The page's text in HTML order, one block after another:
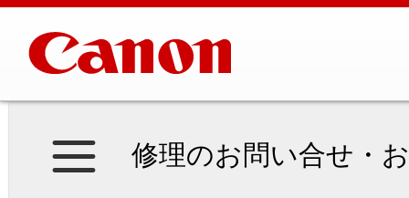
修理のお問い合せ・